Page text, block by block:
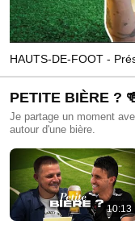
HAUTS-DE-FOOT -
PETITE BIÈRE ?
Je partage un moment
autour d'une bière.
10:13